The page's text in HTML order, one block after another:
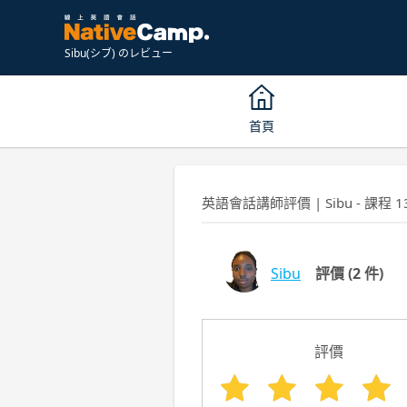
Sibu(シブ) のレビュー
首頁
英語會話講師評價 | Sibu - 課程
Sibu 評價(2 件)
評價